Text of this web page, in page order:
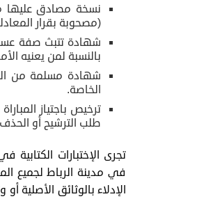
نسخة مصادق عليها
(مصحوبة بقرار
شهادة تتبث صفة
بالنسبة لمن يعنيه
شهادة مسلمة من
الخاصة.
ترخيص باجتياز
طلب الترشيح أو
في مدينة الرباط لجميع
الإدلاء بالوثائق